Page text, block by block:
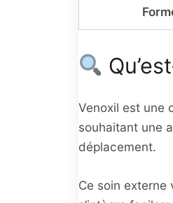
Venoxil est une
souhaitant une
déplacement.
Ce soin